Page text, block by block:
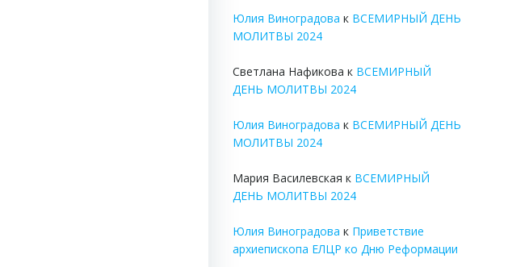
Юлия Виноградова к ВСЕМИРНЫЙ ДЕНЬ
МОЛИТВЫ 2024
Светлана Нафикова к ВСЕМИРНЫЙ
ДЕНЬ МОЛИТВЫ 2024
Юлия Виноградова к ВСЕМИРНЫЙ ДЕНЬ
МОЛИТВЫ 2024
Мария Василевская к ВСЕМИРНЫЙ
ДЕНЬ МОЛИТВЫ 2024
Юлия Виноградова к Приветствие
архиепископа ЕЛЦР ко Дню Реформации